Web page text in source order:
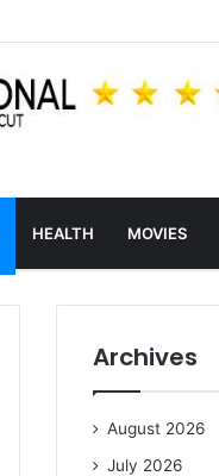
HEALTH MOVIES
Archives
August 2026
July 2026